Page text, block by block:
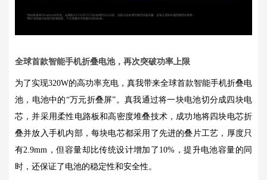
全球首款智能手机折叠电池，再次突破功率上限
为了实现320W的高功率充电，真我带来全球首款智能手机折叠电
池，电池中的“万元折叠屏”。真我通过将一块电池切分成四块电
芯，并采用柔性电路板和高密度堆叠技术，成功地将四块电芯折
叠并放入手机内部，每块电芯都采用了先进的叠片工艺，厚度只
有2.9mm，但容量却比传统设计增加了10%，提升电池容量的同
时，还保证了电池的稳定性和安全性。